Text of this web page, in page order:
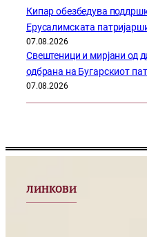
Кипар обезбедува
Ерусалимската
07.08.2026
Свештеници и мирјани од
одбрана на Бугарскиот
07.08.2026
ЛИНКОВИ